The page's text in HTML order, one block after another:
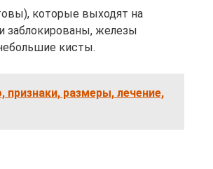
которые выходят на
заблокированы, железы
кисты.
размеры, лечение,